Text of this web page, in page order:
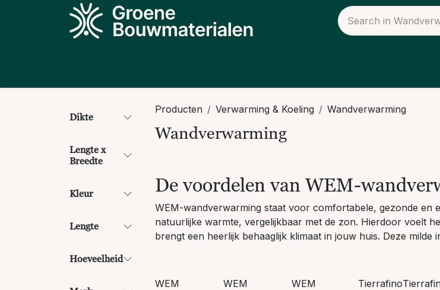
Overslaan naar inhoud
Dikte
Lengte x
Breedte
Kleur
Lengte
Hoeveelheid
Producten Verwarming & Koeling Wandverwarming
Wandverwarming
De voordelen van WEM-
WEM-wandverwarming staat voor comfortabele, gezonde en
natuurlijke warmte, vergelijkbaar met de zon. Hierdoor voelt
brengt een heerlijk behaaglijk klimaat in jouw huis. Deze
WEM
WEM
WEM
Tierrafino